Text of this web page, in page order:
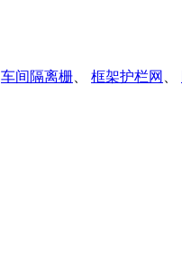
车间隔离栅 框架护栏网